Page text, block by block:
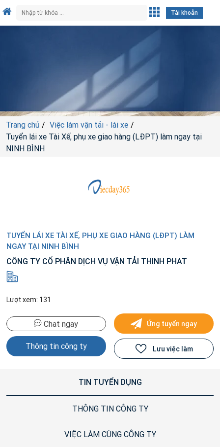
Tài khoản
Trang chủ
Việc làm vận tải - lái xe
Tuyển lái xe Tài Xế, phụ xe giao hàng (LĐPT) làm ngay tại
NINH BÌNH
TUYỂN LÁI XE TÀI XẾ, PHỤ XE GIAO HÀNG (LĐPT) LÀM
NGAY TẠI NINH BÌNH
CÔNG TY CỔ PHÂN DỊCH VỤ VẬN TẢI THINH PHAT
Lượt xem: 131
Chat ngay
Thông tin công ty
Ứng tuyển ngay
Lưu việc làm
TIN TUYỂN DỤNG
THÔNG TIN CÔNG TY
VIỆC LÀM CÙNG CÔNG TY